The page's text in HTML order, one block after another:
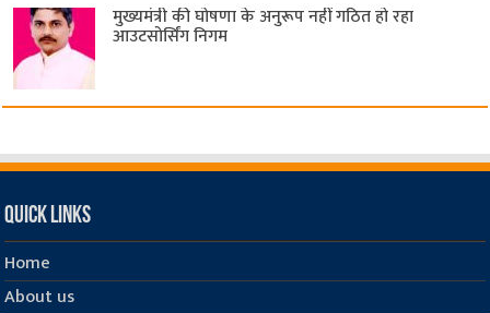
मुख्यमंत्री की घोषणा के अनुरूप नहीं गठित हो रहा
आउटसोर्सिंग निगम
Quick Links
Home
About us